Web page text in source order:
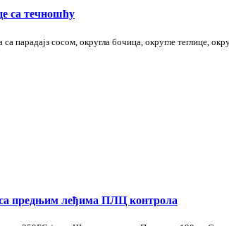
са течношћу
сосом, округла бочица, округле теглице,
предњим леђима ПЛЦ контрола